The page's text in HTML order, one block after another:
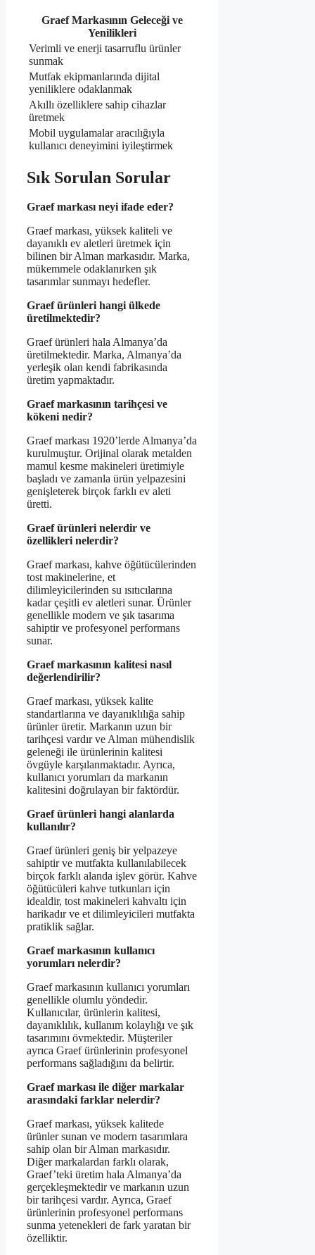
Graef Markasının Geleceği ve
Yenilikleri
Verimli ve enerji tasarruflu ürünler
sunmak
Mutfak ekipmanlarında dijital
yeniliklere odaklanmak
Akıllı özelliklere sahip cihazlar
üretmek
Mobil uygulamalar aracılığıyla
kullanıcı deneyimini iyileştirmek
Sık Sorulan Sorular
Graef markası neyi ifade eder?
Graef markası, yüksek kaliteli ve
dayanıklı ev aletleri üretmek için
bilinen bir Alman markasıdır. Marka,
mükemmele odaklanırken şık
tasarımlar sunmayı hedefler.
Graef ürünleri hangi ülkede
üretilmektedir?
Graef ürünleri hala Almanya’da
üretilmektedir. Marka, Almanya’da
yerleşik olan kendi fabrikasında
üretim yapmaktadır.
Graef markasının tarihçesi ve
kökeni nedir?
Graef markası 1920’lerde Almanya’da
kurulmuştur. Orijinal olarak metalden
mamul kesme makineleri üretimiyle
başladı ve zamanla ürün yelpazesini
genişleterek birçok farklı ev aleti
üretti.
Graef ürünleri nelerdir ve
özellikleri nelerdir?
Graef markası, kahve öğütücülerinden
tost makinelerine, et
dilimleyicilerinden su ısıtıcılarına
kadar çeşitli ev aletleri sunar. Ürünler
genellikle modern ve şık tasarıma
sahiptir ve profesyonel performans
sunar.
Graef markasının kalitesi nasıl
değerlendirilir?
Graef markası, yüksek kalite
standartlarına ve dayanıklılığa sahip
ürünler üretir. Markanın uzun bir
tarihçesi vardır ve Alman mühendislik
geleneği ile ürünlerinin kalitesi
övgüyle karşılanmaktadır. Ayrıca,
kullanıcı yorumları da markanın
kalitesini doğrulayan bir faktördür.
Graef ürünleri hangi alanlarda
kullanılır?
Graef ürünleri geniş bir yelpazeye
sahiptir ve mutfakta kullanılabilecek
birçok farklı alanda işlev görür. Kahve
öğütücüleri kahve tutkunları için
idealdir, tost makineleri kahvaltı için
harikadır ve et dilimleyicileri mutfakta
pratiklik sağlar.
Graef markasının kullanıcı
yorumları nelerdir?
Graef markasının kullanıcı yorumları
genellikle olumlu yöndedir.
Kullanıcılar, ürünlerin kalitesi,
dayanıklılık, kullanım kolaylığı ve şık
tasarımını övmektedir. Müşteriler
ayrıca Graef ürünlerinin profesyonel
performans sağladığını da belirtir.
Graef markası ile diğer markalar
arasındaki farklar nelerdir?
Graef markası, yüksek kalitede
ürünler sunan ve modern tasarımlara
sahip olan bir Alman markasıdır.
Diğer markalardan farklı olarak,
Graef’teki üretim hala Almanya’da
gerçekleşmektedir ve markanın uzun
bir tarihçesi vardır. Ayrıca, Graef
ürünlerinin profesyonel performans
sunma yetenekleri de fark yaratan bir
özelliktir.